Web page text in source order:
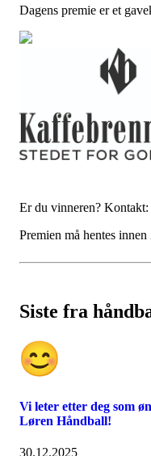
Dagens premie er et
Er du vinneren? Kontakt:
Premien må hentes
Siste fra
Vi leter etter deg som
Løren Håndball!
30.12.2025